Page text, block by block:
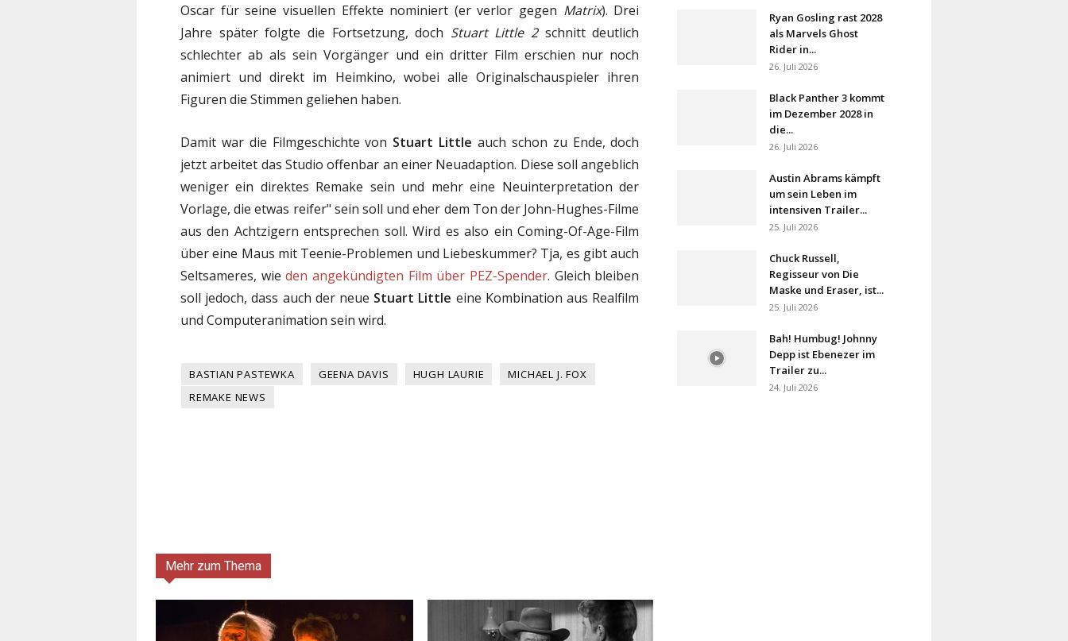
Oscar für seine visuellen Effekte nominiert (er verlor gegen Matrix). Drei
Jahre später folgte die Fortsetzung, doch Stuart Little 2schnitt deutlich
schlechter ab als sein Vorgänger und ein dritter Film erschien nur noch
animiert und direkt im Heimkino, wobei alle Originalschauspieler ihren
Figuren die Stimmen geliehen haben.
Damit war die Filmgeschichte von Stuart Little auch schon zu Ende, doch
jetzt arbeitet das Studio offenbar an einer Neuadaption. Diese soll angeblich
weniger ein direktes Remake sein und mehr eine Neuinterpretation der
Vorlage, die etwas reifer" sein soll und eher dem Ton der John-Hughes-Filme
aus den Achtzigern entsprechen soll. Wird es also ein Coming-Of-Age-Film
über eine Maus mit Teenie-Problemen und Liebeskummer? Tja, es gibt auch
Seltsameres, wieden angekündigten Film über PEZ-Spender. Gleich bleiben
soll jedoch, dass auch der neue Stuart Little eine Kombination aus Realfilm
und Computeranimation sein wird.
BASTIAN PASTEWKA GEENA DAVIS HUGH LAURIE
MICHAEL J. FOX
REMAKE NEWS
Ryan Gosling rast 2028
als Marvels Ghost
Rider in...
26. Juli 2026
Black Panther 3 kommt
im Dezember 2028 in
die...
26. Juli 2026
Austin Abrams kämpft
um sein Leben im
intensiven Trailer...
25. Juli 2026
Chuck Russell,
Regisseur von Die
Maske und Eraser, ist...
25. Juli 2026
Bah! Humbug! Johnny
Depp ist Ebenezer im
Trailer zu...
24. Juli 2026
Mehr zum Thema